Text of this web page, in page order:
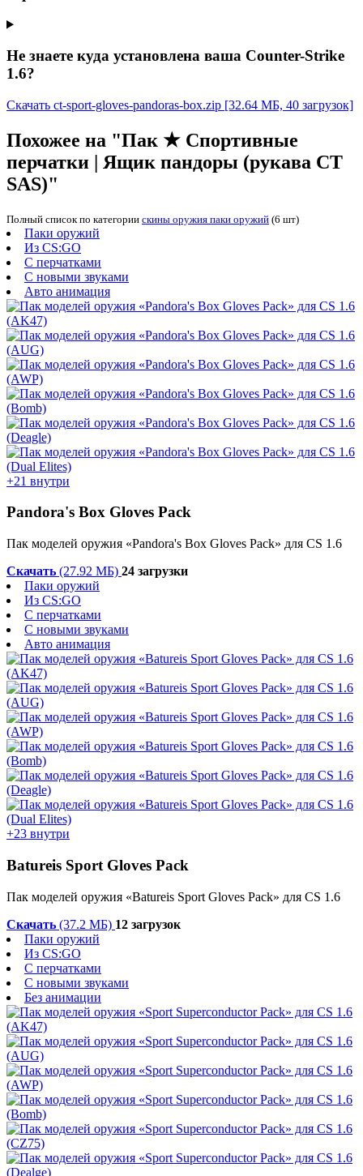
Не знаете куда установлена ваша Counter-Strike
1.6?
Скачать ct-sport-gloves-pandoras-box.zip [32.64 МБ, 40 загрузок]
Похожее на "Пак ★ Спортивные
перчатки | Ящик пандоры (рукава CT
SAS)"
Полный список по категории скины оружия паки оружий (6 шт)
Паки оружий
Из CS:GO
С перчатками
С новыми звуками
Авто анимация
+21 внутри
Pandora's Box Gloves Pack
Пак моделей оружия «Pandora's Box Gloves Pack» для CS 1.6
Скачать (27.92 МБ) 24 загрузки
Паки оружий
Из CS:GO
С перчатками
С новыми звуками
Авто анимация
+23 внутри
Batureis Sport Gloves Pack
Пак моделей оружия «Batureis Sport Gloves Pack» для CS 1.6
Скачать (37.2 МБ) 12 загрузок
Паки оружий
Из CS:GO
С перчатками
С новыми звуками
Без анимации